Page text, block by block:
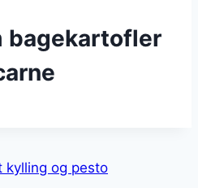
bagekartofler
kylling og pesto